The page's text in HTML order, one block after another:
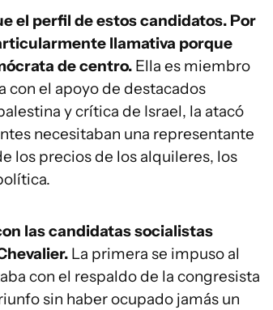
el perfil de estos candidatos. Por
llamativa porque
de centro. Ella es miembro
con el apoyo de destacados
y crítica de Israel, la atacó
necesitaban una representante
los precios de los alquileres, los
las candidatas socialistas
La primera se impuso al
con el respaldo de la congresista
sin haber ocupado jamás un